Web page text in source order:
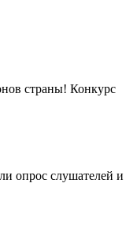
страны! Конкурс
опрос слушателей и